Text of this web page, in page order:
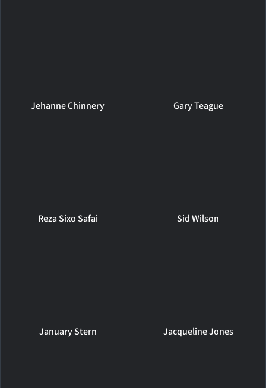
Jehanne Chinnery Gary Teague
Reza Sixo Safai Sid Wilson
January Stern Jacqueline Jones